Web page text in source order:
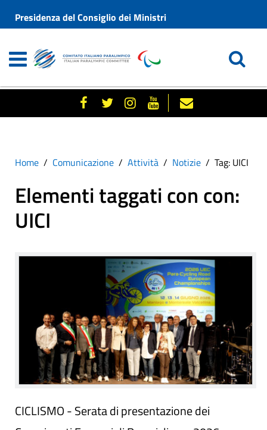
Presidenza del Consiglio dei Ministri
Home Comunicazione Attività Notizie Tag: UICI
Elementi taggati con con:
UICI
CICLISMO - Serata di presentazione dei